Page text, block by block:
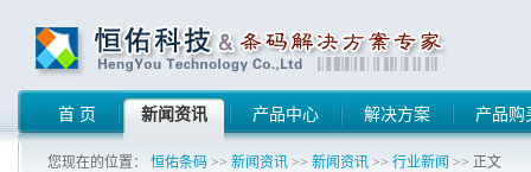
首 页 新闻资讯 产品中心 解决方案 产品购
您现在的位置： 恒佑条码 >> 新闻资讯 >> 新闻资讯 >> 行业新闻 >> 正文